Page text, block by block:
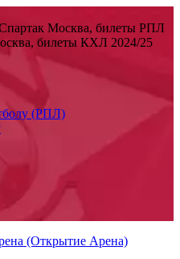
Москва, билеты РПЛ
билеты КХЛ 2024/25
(РПЛ)
(Открытие Арена)